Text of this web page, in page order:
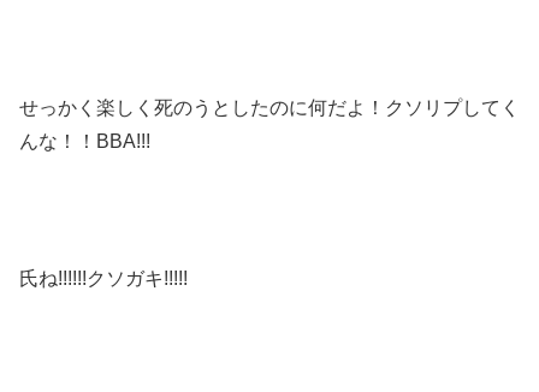
せっかく楽しく死のうとしたのに何だよ！クソリプしてく
んな！！BBA!!!
氏ね!!!!!!クソガキ!!!!!